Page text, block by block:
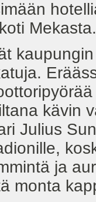
Mekasta.
kävin
Julius
ja
monta